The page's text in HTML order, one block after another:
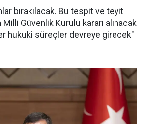
bırakılacak. Bu tespit ve teyit
Milli Güvenlik Kurulu kararı alınacak
hukuki süreçler devreye girecek"